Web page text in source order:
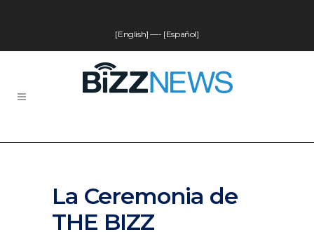
[English] —- [Español]
La Ceremonia de
THE BIZZ